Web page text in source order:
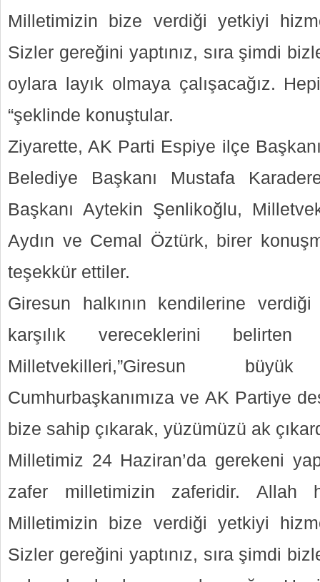
Milletimizin bize verdiği yetkiyi
Sizler gereğini yaptınız, sıra şimdi
oylara layık olmaya çalışacağız.
“şeklinde konuştular.
Ziyarette, AK Parti Espiye ilçe
Belediye Başkanı Mustafa
Başkanı Aytekin Şenlikoğlu,
Aydın ve Cemal Öztürk, birer
teşekkür ettiler.
Giresun halkının kendilerine
karşılık vereceklerini
Milletvekilleri,”Giresun
Cumhurbaşkanımıza ve AK Partiye
bize sahip çıkarak, yüzümüzü ak
Milletimiz 24 Haziran’da gerekeni
zafer milletimizin zaferidir. Allah
Milletimizin bize verdiği yetkiyi
Sizler gereğini yaptınız, sıra şimdi